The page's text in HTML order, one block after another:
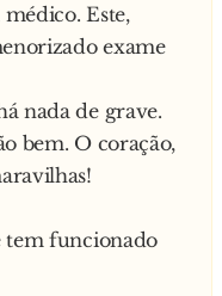
Este,
exame
nada de grave.
bem. O coração,
tem funcionado